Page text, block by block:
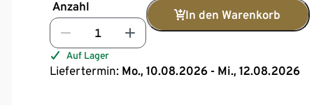
Anzahl
In den Warenkorb
Auf Lager
Liefertermin: Mo., 10.08.2026 - Mi., 12.08.2026